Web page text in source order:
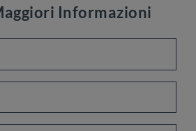
Informazioni